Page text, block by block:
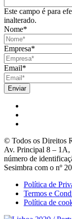
Este campo é para
inalterado.
Nome*
Empresa*
Email*
© Todos os Direitos
Av. Principal 8 – 1A,
número de
Sesimbra com o nº
Política de
Termos e
Política de